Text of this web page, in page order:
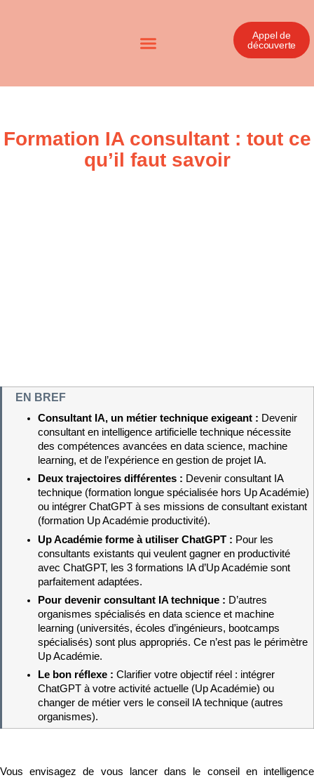
Appel de
découverte
Formation IA consultant : tout ce
qu’il faut savoir
EN BREF
Consultant IA, un métier technique exigeant : Devenir
consultant en intelligence artificielle technique nécessite
des compétences avancées en data science, machine
learning, et de l’expérience en gestion de projet IA.
Deux trajectoires différentes : Devenir consultant IA
technique (formation longue spécialisée hors Up Académie)
ou intégrer ChatGPT à ses missions de consultant existant
(formation Up Académie productivité).
Up Académie forme à utiliser ChatGPT : Pour les
consultants existants qui veulent gagner en productivité
avec ChatGPT, les 3 formations IA d’Up Académie sont
parfaitement adaptées.
Pour devenir consultant IA technique : D’autres
organismes spécialisés en data science et machine
learning (universités, écoles d’ingénieurs, bootcamps
spécialisés) sont plus appropriés. Ce n’est pas le périmètre
Up Académie.
Le bon réflexe : Clarifier votre objectif réel : intégrer
ChatGPT à votre activité actuelle (Up Académie) ou
changer de métier vers le conseil IA technique (autres
organismes).
Vous envisagez de vous lancer dans le conseil en intelligence